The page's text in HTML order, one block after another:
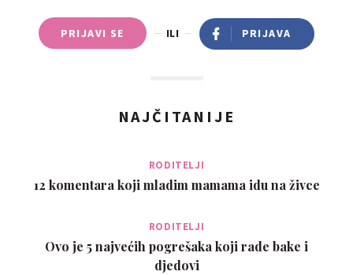
PRIJAVI SE ILI PRIJAVA
NAJČITANIJE
RODITELJI
12 komentara koji mladim mamama idu na živce
RODITELJI
Ovo je 5 najvećih pogrešaka koji rade bake i
djedovi